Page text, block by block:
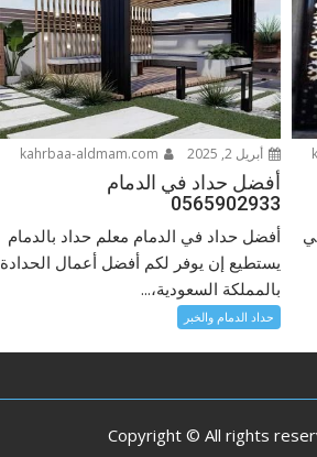
أبريل 2, 2025
أفضل حداد في الدمام
0565902933
أفضل حداد في الدمام معلم حداد بالدمام
يستطيع إن يوفر لكم أفضل أعمال الحدادة
بالمملكة السعودية،...
حداد الدمام والخبر
Copyright © All rights